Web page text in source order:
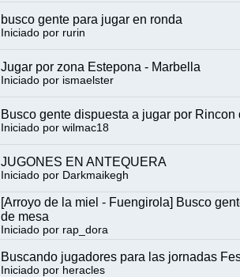
busco gente para jugar en ronda
Iniciado por rurin
Jugar por zona Estepona - Marbella
Iniciado por ismaelster
Busco gente dispuesta a jugar por Rincon
Iniciado por wilmac18
JUGONES EN ANTEQUERA
Iniciado por Darkmaikegh
[Arroyo de la miel - Fuengirola] Busco
de mesa
Iniciado por rap_dora
Buscando jugadores para las jornadas
Iniciado por heracles